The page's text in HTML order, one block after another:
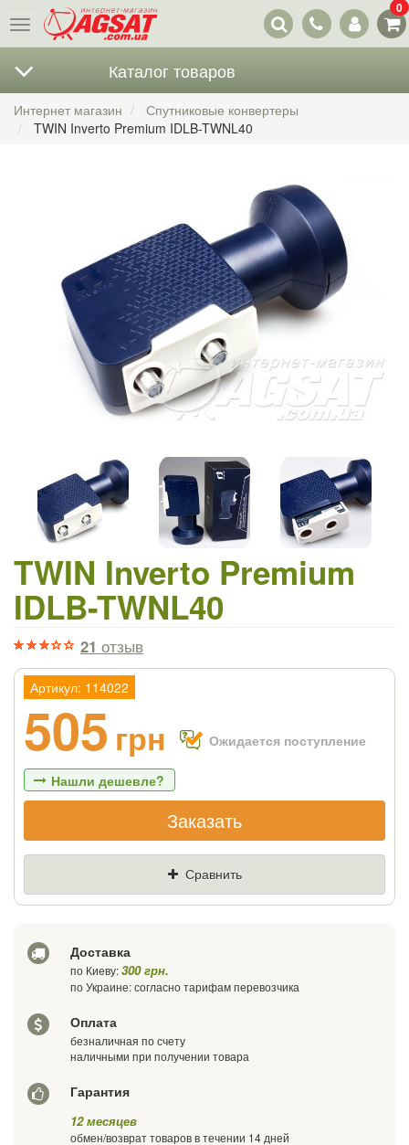
Меню
Наши
контакты
0
Каталог товаров
Интернет магазин
Спутниковые конвертеры
TWIN Inverto Premium IDLB-TWNL40
TWIN Inverto Premium
IDLB-TWNL40
21 отзыв
Артикул: 114022
505 грн Ожидается поступление
Нашли дешевле?
Если Вы найдете товар дешевле - мы
снизим цену и подарим % от разницы
Цена
Ваш телефон
Где нашли (Url ссылка)
Заказать
Сравнить
Доставка
по Киеву:300 грн.
по Украине: согласно тарифам перевозчика
Оплата
безналичная по счету
наличными при получении товара
Гарантия
12 месяцев
обмен/возврат товаров в течении 14 дней